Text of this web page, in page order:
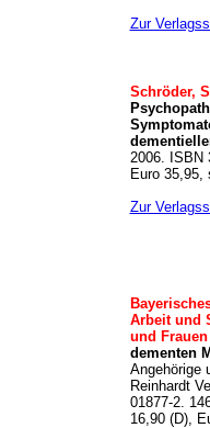
Zur
Schröder,
2006. ISBN
Euro 35,95,
Zur
Arbeit und
und
dementen
Angehörige
Reinhardt
01877-2.
16,90 (D),